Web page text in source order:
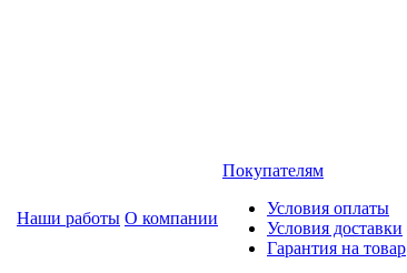
Наши работы О компании
Покупателям
Условия оплаты
Условия доставки
Гарантия на товар